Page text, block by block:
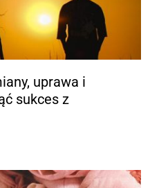
uprawa i
sukces z